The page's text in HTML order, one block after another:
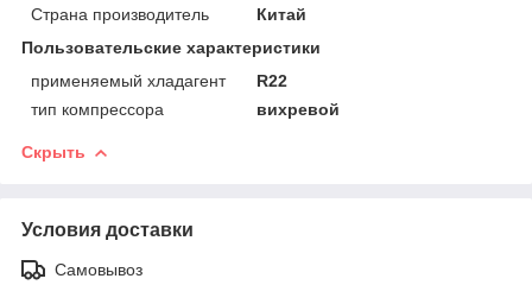
Страна производитель
Китай
Пользовательские характеристики
применяемый хладагент
R22
тип компрессора
вихревой
Скрыть
Условия доставки
Самовывоз